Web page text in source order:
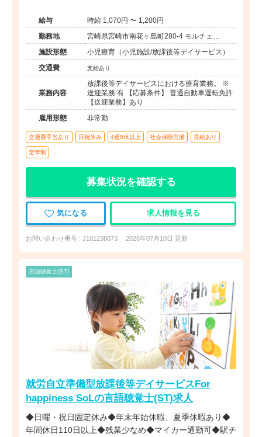
給与
時給 1,070円 〜 1,200円
勤務地
宮崎県宮崎市南花ヶ島町280-4 モルチェ
oomiya1F
施設形態
小児療育（小児施設/放課後等デイサービス）
交通費
支給あり
業務内容
放課後等デイサービスにおける療育業務。 ※
送迎業務:有 【応募条件】 普通自動車運転免許
【送迎業務】あり
雇用形態
非常勤
交通費手当あり 日祝休み 4週8休以上 社会保険完備 昇給あり
定年制
募集状況を確認する
気になる 求人情報を見る
お問い合わせ番号 : J101238873 2026年07月10日 更新
言語聴覚士(ST)
就労自立準備型放課後等デイサービスFor
happiness SoLの言語聴覚士(ST)求人
◆日曜・祝日固定休み◆年末年始休暇、夏季休暇あり◆
年間休日110日以上◆残業少なめ◆マイカー通勤可◆駅チ